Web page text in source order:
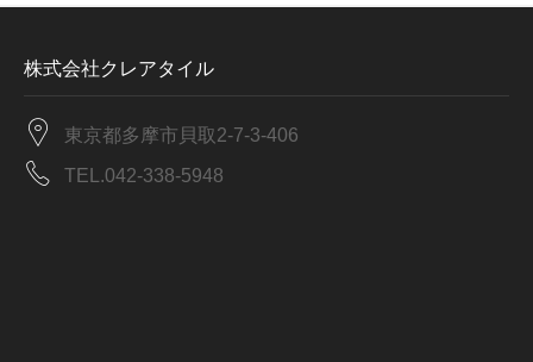
株式会社クレアタイル
東京都多摩市貝取2-7-3-406
TEL.042-338-5948